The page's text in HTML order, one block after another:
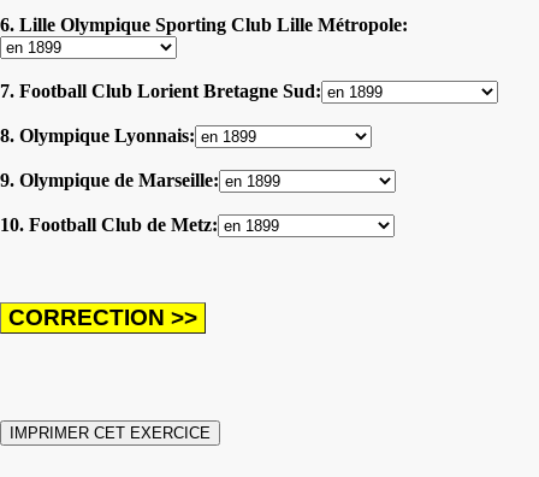
6. Lille Olympique Sporting Club Lille Métropole:
7. Football Club Lorient Bretagne Sud:
8. Olympique Lyonnais:
9. Olympique de Marseille:
10. Football Club de Metz: